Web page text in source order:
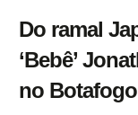
Do ramal
‘Bebê’
no Botafogo